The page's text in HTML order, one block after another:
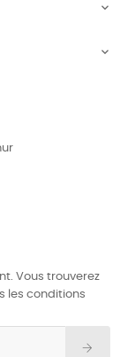


Vous trouverez
les conditions